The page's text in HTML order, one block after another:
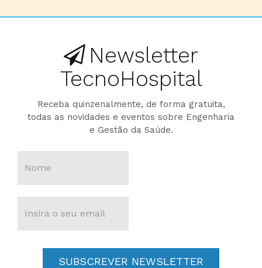
Newsletter
TecnoHospital
Receba quinzenalmente, de forma gratuita,
todas as novidades e eventos sobre Engenharia
e Gestão da Saúde.
SUBSCREVER NEWSLETTER